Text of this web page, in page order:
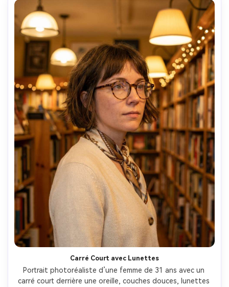
Carré Court avec Lunettes
Portrait photoréaliste d’une femme de 31 ans avec un
carré court derrière une oreille, couches douces, lunettes